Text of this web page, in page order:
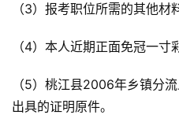
（3）报考职位所需的其他材
（4）本人近期正面免冠一寸
（5）桃江县2006年乡镇分
出具的证明原件。